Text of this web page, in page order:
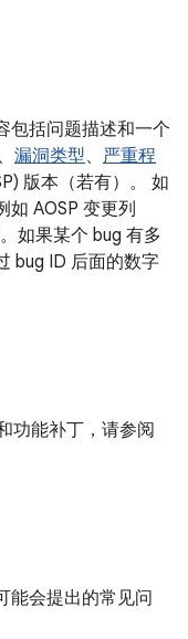
包括问题描述和一个
漏洞类型、 严重程
版本（若有）。 如
AOSP 变更列
如果某个 bug 有多
bug ID 后面的数字
功能补丁，请参阅
能会提出的常见问